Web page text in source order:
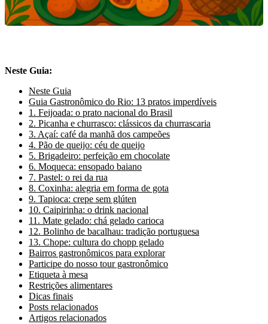
Neste Guia:
Neste Guia
Guia Gastronômico do Rio: 13 pratos imperdíveis
1. Feijoada: o prato nacional do Brasil
2. Picanha e churrasco: clássicos da churrascaria
3. Açaí: café da manhã dos campeões
4. Pão de queijo: céu de queijo
5. Brigadeiro: perfeição em chocolate
6. Moqueca: ensopado baiano
7. Pastel: o rei da rua
8. Coxinha: alegria em forma de gota
9. Tapioca: crepe sem glúten
10. Caipirinha: o drink nacional
11. Mate gelado: chá gelado carioca
12. Bolinho de bacalhau: tradição portuguesa
13. Chope: cultura do chopp gelado
Bairros gastronômicos para explorar
Participe do nosso tour gastronômico
Etiqueta à mesa
Restrições alimentares
Dicas finais
Posts relacionados
Artigos relacionados